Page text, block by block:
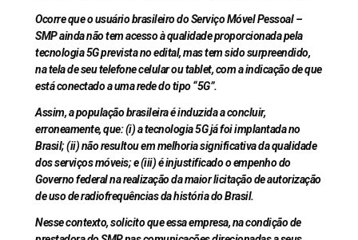
Ocorre que o usuário brasileiro do Serviço Móvel Pessoal –
SMP ainda não tem acesso à qualidade proporcionada pela
tecnologia 5G prevista no edital, mas tem sido surpreendido,
na tela de seu telefone celular ou tablet, com a indicação de que
está conectado a uma rede do tipo “5G”.
Assim, a população brasileira é induzida a concluir,
erroneamente, que: (i) a tecnologia 5G já foi implantada no
Brasil; (ii) não resultou em melhoria significativa da qualidade
dos serviços móveis; e (iii) é injustificado o empenho do
Governo federal na realização da maior licitação de autorização
de uso de radiofrequências da história do Brasil.
Nesse contexto, solicito que essa empresa, na condição de